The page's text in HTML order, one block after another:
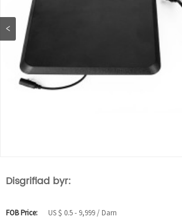
Disgrifiad byr:
FOB Price:
US $ 0.5 - 9,999 / Darn